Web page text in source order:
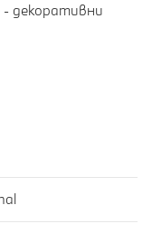
- декоративни